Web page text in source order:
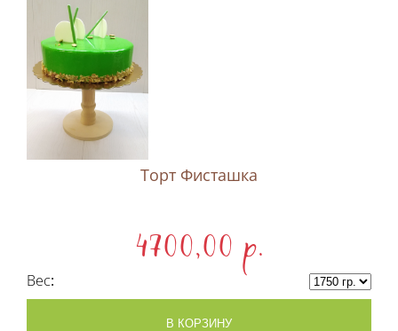
Торт Фисташка
4700,00 p.
Вес